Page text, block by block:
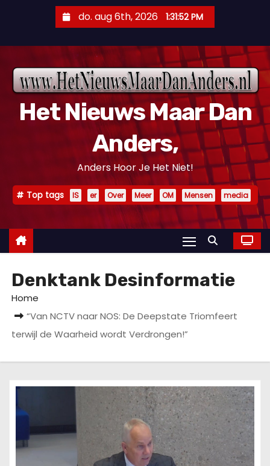
n
do. aug 6th, 2026 1:31:53 PM
Het Nieuws Maar Dan
Anders,
Anders Hoor Je Het Niet!
Top tags IS er Over Meer OM Mensen media
Denktank Desinformatie
Home
“Van NCTV naar NOS: De Deepstate Triomfeert
terwijl de Waarheid wordt Verdrongen!”